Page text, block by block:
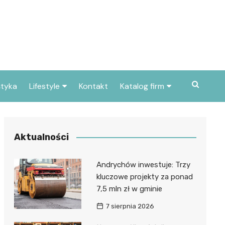
Lifestyle
Poradniki
Dom i ogród
Znane osoby
Kontakt Katalog firm
Prawo i finanse
Motoryzacja
Edukacja i opieka
Aktualności
Andrychów inwestuje: Trzy
kluczowe projekty za ponad
7,5 mln zł w gminie
7 sierpnia 2026